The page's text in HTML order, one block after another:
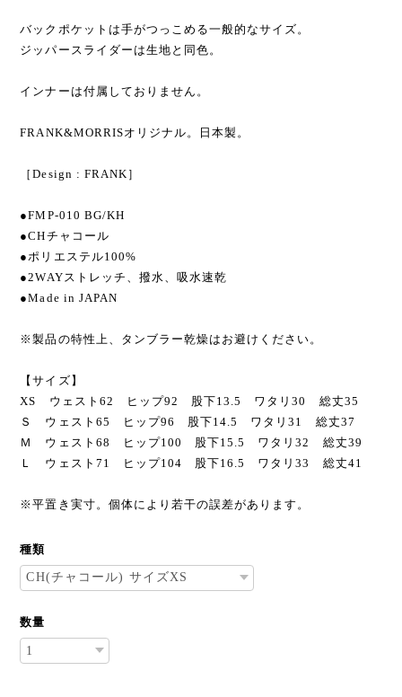
バックポケットは手がつっこめる一般的なサイズ。
ジッパースライダーは生地と同色。
インナーは付属しておりません。
FRANK&MORRISオリジナル。日本製。
［Design : FRANK］
●FMP-010 BG/KH
●CHチャコール
●ポリエステル100%
●2WAYストレッチ、撥水、吸水速乾
●Made in JAPAN
※製品の特性上、タンブラー乾燥はお避けください。
【サイズ】
XS ウェスト62 ヒップ92 股下13.5 ワタリ30 総丈35
Ｓ ウェスト65 ヒップ96 股下14.5 ワタリ31 総丈37
Ｍ ウェスト68 ヒップ100 股下15.5 ワタリ32 総丈39
Ｌ ウェスト71 ヒップ104 股下16.5 ワタリ33 総丈41
※平置き実寸。個体により若干の誤差があります。
種類
数量